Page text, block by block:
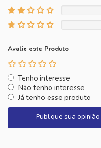
Avalie este Produto
Tenho interesse
Não tenho interesse
Já tenho esse produto
Publique sua opinião